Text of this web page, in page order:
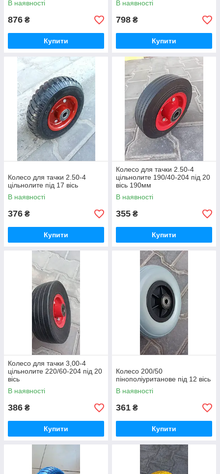
В наявності
876 ₴
Купити
В наявності
798 ₴
Купити
Колесо для тачки 2.50-4
цільнолите під 17 вісь
В наявності
376 ₴
Купити
Колесо для тачки 2.50-4
цільнолите 190/40-204 під 20
вісь 190мм
В наявності
355 ₴
Купити
Колесо для тачки 3,00-4
цільнолите 220/60-204 під 20
вісь
В наявності
386 ₴
Купити
Колесо 200/50
пінополіуританове під 12 вісь
В наявності
361 ₴
Купити